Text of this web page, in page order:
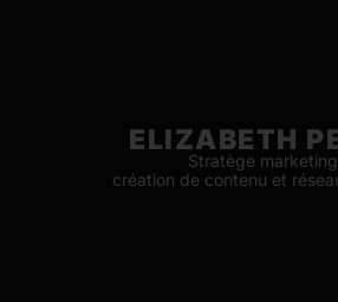
ELIZABETH
Stratège marketing,
création de contenu et